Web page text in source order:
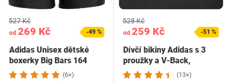
od 269 Kč
527 Kč
-49 %
Adidas Unisex dětské
boxerky Big Bars 164
černé
(6×)
od 259 Kč
528 Kč
-51 %
Dívčí bikiny Adidas s 3
proužky a V-Back,
černobílé, 14-15…
(13×)